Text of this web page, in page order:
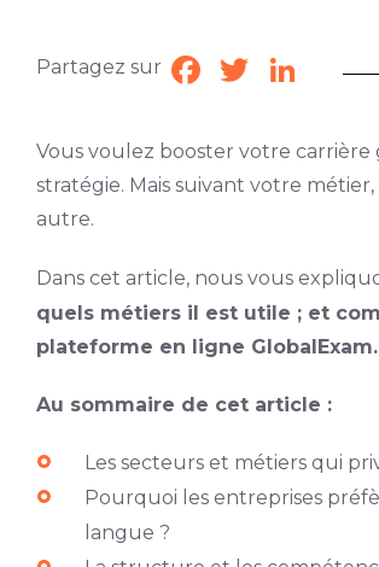
Partagez sur Facebook
Twitter
Vous voulez booster votre carrière
stratégie. Mais suivant votre
autre.
Dans cet article, nous vous
quels métiers il est utile ; et
plateforme en ligne GlobalExam.
Au sommaire de cet article :
Les secteurs et métiers qui
Pourquoi les entreprises
langue ?